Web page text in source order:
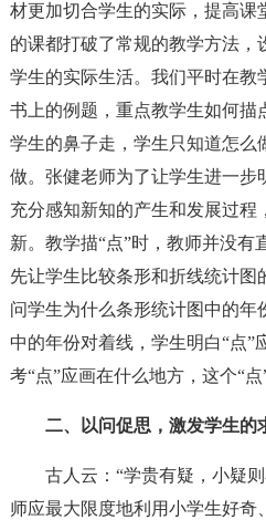
材更加切合学生的实际，提高课
的课都打破了常规的教学方法，
学生的实际生活。我们平时在教
书上的例题，重点教学生如何描
学生的鼻子走，学生只知道怎么
做。张健老师为了让学生进一步
充分感知新知的产生和发展过程
新。教学描“点”时，教师并没有
先让学生比较条形和折线统计图
问学生为什么条形统计图中的年
中的年份对着线，学生明白“点”
考“点”应画在什么地方，这个“
二、以问促思，激发学生的
古人云：“学贵有疑，小疑
师应最大限度地利用小学生好奇